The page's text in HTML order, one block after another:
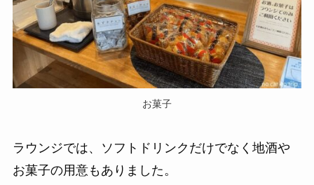
お菓子
ラウンジでは、ソフトドリンクだけでなく地酒や
お菓子の用意もありました。